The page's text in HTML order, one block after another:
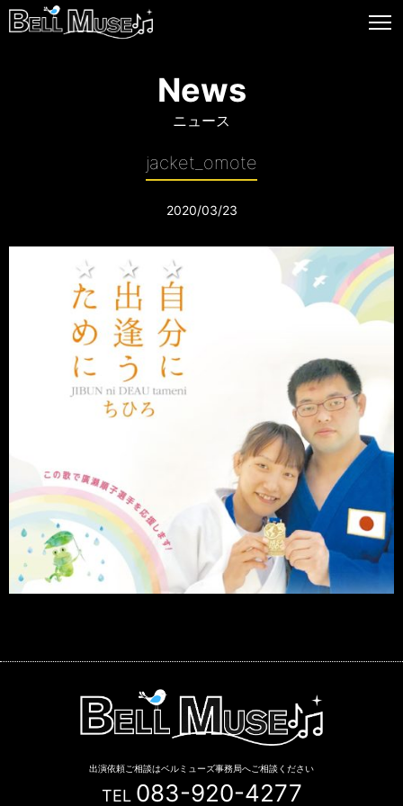
News
ニュース
jacket_omote
2020/03/23
出演依頼ご相談はベルミューズ事務局へご相談ください
TEL 083-920-4277